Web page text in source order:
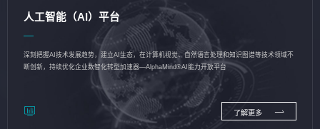
人工智能（AI）平台
深刻把握AI技术发展趋势，建立AI生态，在计算机视觉、自然语言处理和知识图谱等技术领域不
断创新，持续优化企业数智化转型加速器—AlphaMind®AI能力开放平台
了解更多